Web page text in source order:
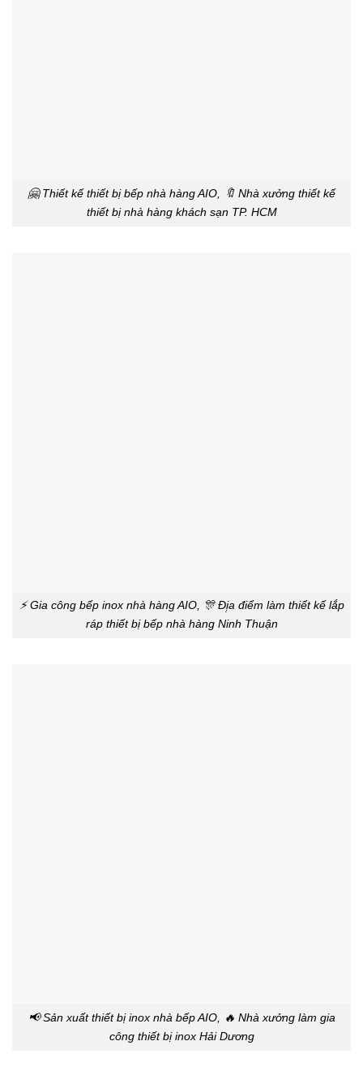
🤗 Thiết kế thiết bị bếp nhà hàng AIO, 🔖 Nhà xưởng thiết kế
thiết bị nhà hàng khách sạn TP. HCM
⚡ Gia công bếp inox nhà hàng AIO, 🎊 Đị̣a điểm làm thiết kế lắp
ráp thiết bị bếp nhà hàng Ninh Thuận
📢 Sản xuất thiết bị inox nhà bếp AIO, 🔥 Nhà xưởng làm gia
công thiết bị inox Hải Dương